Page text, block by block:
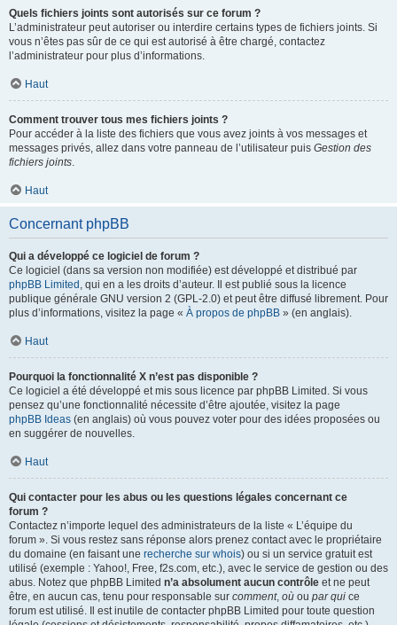
Quels fichiers joints sont autorisés sur ce forum ?
L’administrateur peut autoriser ou interdire certains types de fichiers joints. Si
vous n’êtes pas sûr de ce qui est autorisé à être chargé, contactez
l’administrateur pour plus d’informations.
Haut
Comment trouver tous mes fichiers joints ?
Pour accéder à la liste des fichiers que vous avez joints à vos messages et
messages privés, allez dans votre panneau de l’utilisateur puis Gestion des
fichiers joints.
Haut
Concernant phpBB
Qui a développé ce logiciel de forum ?
Ce logiciel (dans sa version non modifiée) est développé et distribué par
phpBB Limited , qui en a les droits d’auteur. Il est publié sous la licence
publique générale GNU version 2 (GPL-2.0) et peut être diffusé librement. Pour
plus d’informations, visitez la page « À propos de phpBB » (en anglais).
Haut
Pourquoi la fonctionnalité X n’est pas disponible ?
Ce logiciel a été développé et mis sous licence par phpBB Limited. Si vous
pensez qu’une fonctionnalité nécessite d’être ajoutée, visitez la page
phpBB Ideas (en anglais) où vous pouvez voter pour des idées proposées ou
en suggérer de nouvelles.
Haut
Qui contacter pour les abus ou les questions légales concernant ce
forum ?
Contactez n’importe lequel des administrateurs de la liste « L’équipe du
forum ». Si vous restez sans réponse alors prenez contact avec le propriétaire
du domaine (en faisant une recherche sur whois) ou si un service gratuit est
utilisé (exemple : Yahoo!, Free, f2s.com, etc.), avec le service de gestion ou des
abus. Notez que phpBB Limited n’a absolument aucun contrôle et ne peut
être, en aucun cas, tenu pour responsable sur comment, où ou par qui ce
forum est utilisé. Il est inutile de contacter phpBB Limited pour toute question